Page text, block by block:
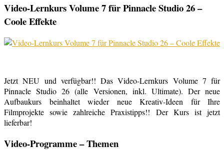
Video-Lernkurs Volume 7 für Pinnacle Studio 26 –
Coole Effekte
Jetzt NEU und verfügbar!! Das Video-Lernkurs Volume 7 für
Pinnacle Studio 26 (alle Versionen, inkl. Ultimate). Der neue
Aufbaukurs beinhaltet wieder neue Kreativ-Ideen für Ihre
Filmprojekte sowie zahlreiche Praxistipps!! Der Kurs ist jetzt
lieferbar!
Video-Programme – Themen